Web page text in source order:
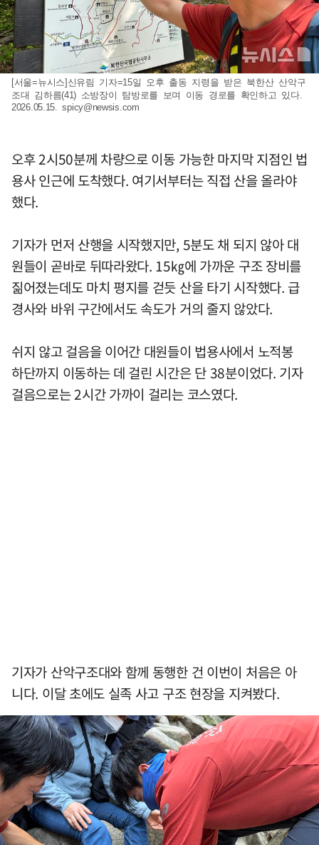
[서울=뉴시스]신유림 기자=15일 오후 출동 지령을 받은 북한산 산악구
조대 김하름(41) 소방장이 탐방로를 보며 이동 경로를 확인하고 있다.
2026.05.15.spicy@newsis.com
오후 2시50분께 차량으로 이동 가능한 마지막 지점인 법
용사 인근에 도착했다. 여기서부터는 직접 산을 올라야
했다.
기자가 먼저 산행을 시작했지만, 5분도 채 되지 않아 대
원들이 곧바로 뒤따라왔다. 15㎏에 가까운 구조 장비를
짊어졌는데도 마치 평지를 걷듯 산을 타기 시작했다. 급
경사와 바위 구간에서도 속도가 거의 줄지 않았다.
쉬지 않고 걸음을 이어간 대원들이 법용사에서 노적봉
하단까지 이동하는 데 걸린 시간은 단 38분이었다. 기자
걸음으로는 2시간 가까이 걸리는 코스였다.
기자가 산악구조대와 함께 동행한 건 이번이 처음은 아
니다. 이달 초에도 실족 사고 구조 현장을 지켜봤다.